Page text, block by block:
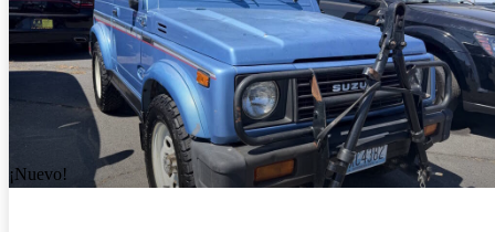
¡Nuevo!